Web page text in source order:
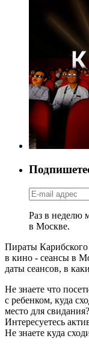
Раз в неделю
в Москве.
Пираты
в кино - сеансы в
даты сеансов, в
Не знаете что
с ребенком, куда
место для
Интересуетесь
Не знаете куда